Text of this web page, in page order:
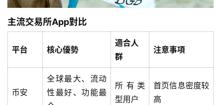
主流交易所App對比
平台 核心優勢
適合人
群
注意事項
币安
全球最大、流动
性最好、功能最
所有类
型用户
首页信息密度较
高